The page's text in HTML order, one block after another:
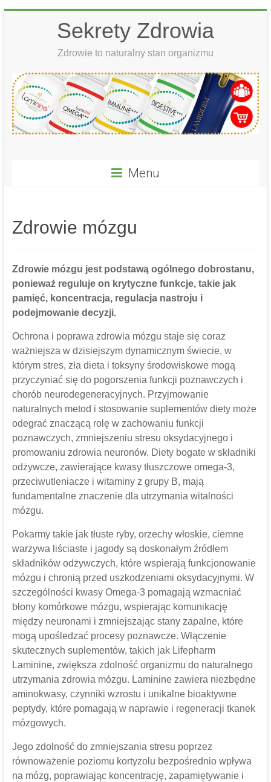
Sekrety Zdrowia
Zdrowie to naturalny stan organizmu
Menu
Zdrowie mózgu
Zdrowie mózgu jest podstawą ogólnego dobrostanu,
ponieważ reguluje on krytyczne funkcje, takie jak
pamięć, koncentracja, regulacja nastroju i
podejmowanie decyzji.
Ochrona i poprawa zdrowia mózgu staje się coraz
ważniejsza w dzisiejszym dynamicznym świecie, w
którym stres, zła dieta i toksyny środowiskowe mogą
przyczyniać się do pogorszenia funkcji poznawczych i
chorób neurodegeneracyjnych. Przyjmowanie
naturalnych metod i stosowanie suplementów diety może
odegrać znaczącą rolę w zachowaniu funkcji
poznawczych, zmniejszeniu stresu oksydacyjnego i
promowaniu zdrowia neuronów. Diety bogate w składniki
odżywcze, zawierające kwasy tłuszczowe omega-3,
przeciwutleniacze i witaminy z grupy B, mają
fundamentalne znaczenie dla utrzymania witalności
mózgu.
Pokarmy takie jak tłuste ryby, orzechy włoskie, ciemne
warzywa liściaste i jagody są doskonałym źródłem
składników odżywczych, które wspierają funkcjonowanie
mózgu i chronią przed uszkodzeniami oksydacyjnymi. W
szczególności kwasy Omega-3 pomagają wzmacniać
błony komórkowe mózgu, wspierając komunikację
między neuronami i zmniejszając stany zapalne, które
mogą upośledzać procesy poznawcze. Włączenie
skutecznych suplementów, takich jak Lifepharm
Laminine, zwiększa zdolność organizmu do naturalnego
utrzymania zdrowia mózgu. Laminine zawiera niezbędne
aminokwasy, czynniki wzrostu i unikalne bioaktywne
peptydy, które pomagają w naprawie i regeneracji tkanek
mózgowych.
Jego zdolność do zmniejszania stresu poprzez
równoważenie poziomu kortyzolu bezpośrednio wpływa
na mózg, poprawiając koncentrację, zapamiętywanie i